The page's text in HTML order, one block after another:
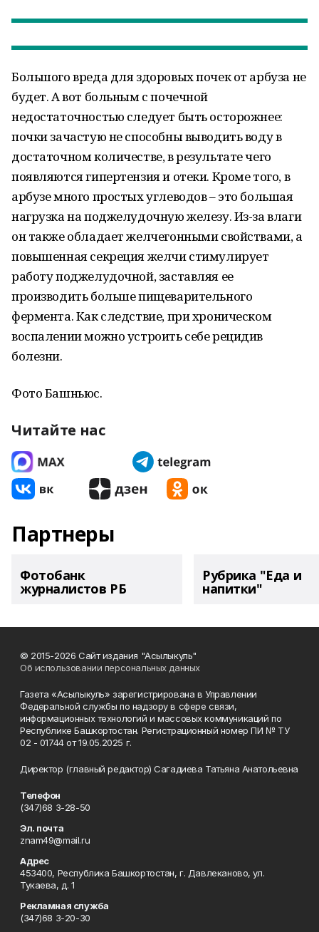
Большого вреда для здоровых почек от арбуза не
будет. А вот больным с почечной
недостаточностью следует быть осторожнее:
почки зачастую не способны выводить воду в
достаточном количестве, в результате чего
появляются гипертензия и отеки. Кроме того, в
арбузе много простых углеводов – это большая
нагрузка на поджелудочную железу. Из-за влаги
он также обладает желчегонными свойствами, а
повышенная секреция желчи стимулирует
работу поджелудочной, заставляя ее
производить больше пищеварительного
фермента. Как следствие, при хроническом
воспалении можно устроить себе рецидив
болезни.
Фото Башньюс.
Читайте нас
Партнеры
Фотобанк
журналистов РБ
Рубрика "Еда и
напитки"
© 2015-2026 Сайт издания "Асылыкуль"
Об использовании персональных данных
Газета «Асылыкуль» зарегистрирована в Управлении
Федеральной службы по надзору в сфере связи,
информационных технологий и массовых коммуникаций по
Республике Башкортостан. Регистрационный номер ПИ № ТУ
02 - 01744 от 19.05.2025 г.
Директор (главный редактор) Сагадиева Татьяна Анатольевна
Телефон
(347)68 3-28-50
Эл. почта
znam49@mail.ru
Адрес
453400, Республика Башкортостан, г. Давлеканово, ул.
Тукаева, д. 1
Рекламная служба
(347)68 3-20-30